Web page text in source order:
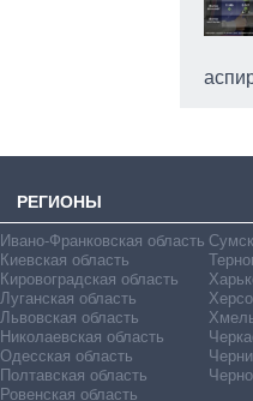
РЕГИОНЫ
Ивано-Франковская область
Киевская область
Кировоградская область
Луганская область
Львовская область
Николаевская область
Одесская область
Полтавская область
Ровенская область